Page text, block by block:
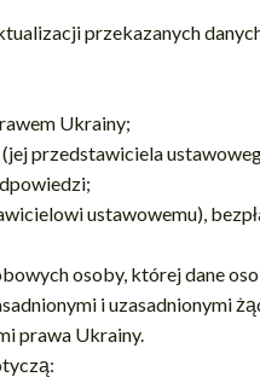
przekazanych
Ukrainy;
przedstawiciela
ustawowemu),
osoby, której dane
i uzasadnionymi
prawa Ukrainy.